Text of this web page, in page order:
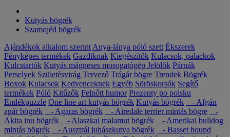
Kutyás bögrék
Szamojéd bögrék
Ajándékok alkalom szerint Anya-lánya póló szett Ékszerek
Fényképes termékek Gazdiknak Kiegészítők Kulacsok, palackok
Kulcstartók Kutyás mágneses mosogatógép Jelölők Párnák
Perselyek Születésvirág Tervező Trágár bögre Trendek Bögrék
Boxok Kulacsok Kedvenceknek Egyéb Söröskorsók Segítő
termékek Póló Kitűzők Felnőtt humor Prezenty po polsku
Emlékpuzzle One line art kutyás bögrék Kutyás bögrék
- Afgán
agár bögrék
- Agaras bögrék - Airedale terrier mintás bögre
-
Akita inu bögrék
- Alaszkai malamut bögrék
- Amerikai bulldog
mintás bögrék
- Ausztrál juhászkutya bögrék
- Basset hound